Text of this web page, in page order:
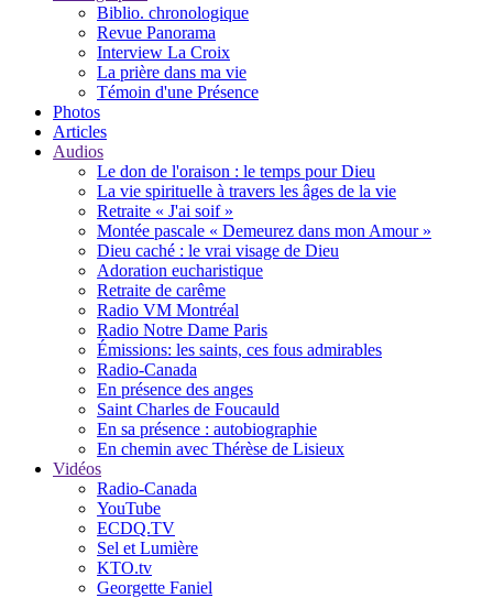
Biblio. chronologique
Revue Panorama
Interview La Croix
La prière dans ma vie
Témoin d'une Présence
Photos
Articles
Audios
Le don de l'oraison : le temps pour Dieu
La vie spirituelle à travers les âges de la vie
Retraite « J'ai soif »
Montée pascale « Demeurez dans mon Amour »
Dieu caché : le vrai visage de Dieu
Adoration eucharistique
Retraite de carême
Radio VM Montréal
Radio Notre Dame Paris
Émissions: les saints, ces fous admirables
Radio-Canada
En présence des anges
Saint Charles de Foucauld
En sa présence : autobiographie
En chemin avec Thérèse de Lisieux
Vidéos
Radio-Canada
YouTube
ECDQ.TV
Sel et Lumière
KTO.tv
Georgette Faniel